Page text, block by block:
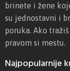
brinete i žene
su jednostavni i
poruka. Ako
pravom si mestu.
Najpopularnije